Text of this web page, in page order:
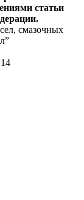
статьи
смазочных